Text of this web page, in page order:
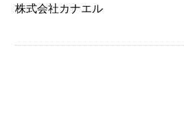
株式会社カナエル